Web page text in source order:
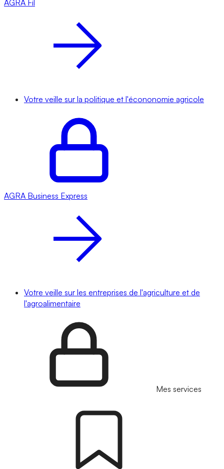
AGRA Fil
Votre veille sur la politique et l'écononomie agricole
AGRA Business Express
Votre veille sur les entreprises de l'agriculture et de
l'agroalimentaire
Mes services